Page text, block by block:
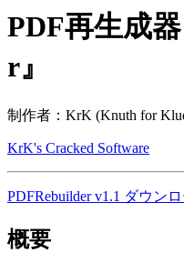
PDF再生成
r』
制作者：KrK (Knuth for
KrK's Cracked Software
PDFRebuilder v1.1 ダウンロ
概要